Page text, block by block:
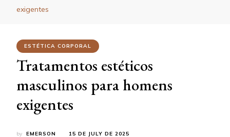
exigentes
ESTÉTICA CORPORAL
Tratamentos estéticos
masculinos para homens
exigentes
by EMERSON 15 DE JULY DE 2025